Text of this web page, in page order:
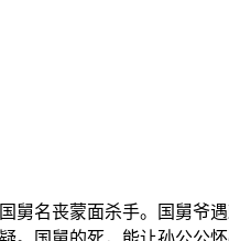
舅名丧蒙面杀手。国舅爷